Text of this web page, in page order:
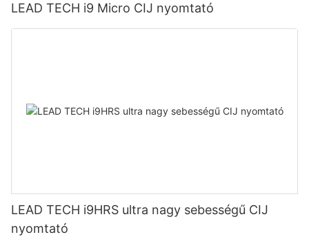
LEAD TECH i9 Micro CIJ nyomtató
LEAD TECH i9HRS ultra nagy sebességű CIJ
nyomtató